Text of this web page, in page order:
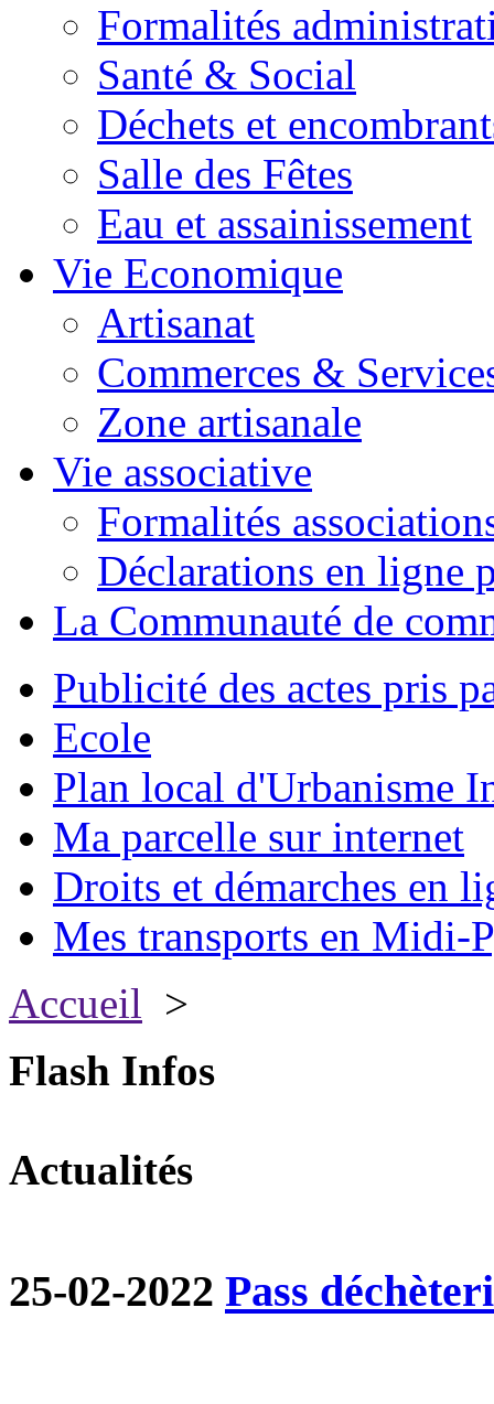
Formalités
Santé & Social
Déchets et
Salle des Fêtes
Eau et assainissement
Vie Economique
Artisanat
Commerces &
Zone artisanale
Vie associative
Formalités
Déclarations en ligne
La Communauté de
Publicité des actes pris
Ecole
Plan local d'Urbanisme
Ma parcelle sur internet
Droits et démarches en
Mes transports en Midi-
Accueil >
Flash Infos
Actualités
25-02-2022 Pass